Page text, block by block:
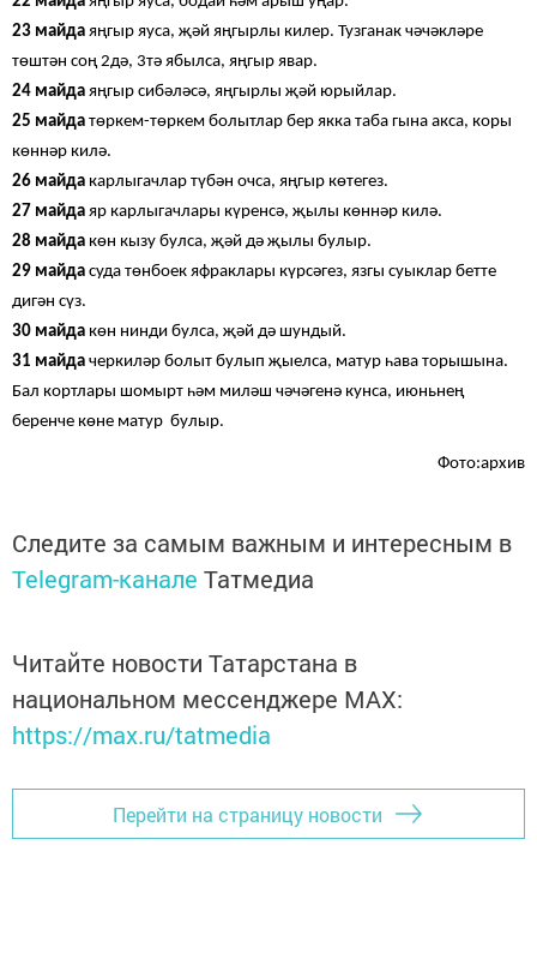
23 майда яңгыр яуса, җәй яңгырлы килер. Тузганак чәчәкләре
төштән соң 2дә, 3тә ябылса, яңгыр явар.
24 майда яңгыр сибәләсә, яңгырлы җәй юрыйлар.
25 майда төркем-төркем болытлар бер якка таба гына акса, коры
көннәр килә.
26 майда карлыгачлар түбән очса, яңгыр көтегез.
27 майда яр карлыгачлары күренсә, җылы көннәр килә.
28 майда көн кызу булса, җәй дә җылы булыр.
29 майда суда төнбоек яфраклары күрсәгез, язгы суыклар бетте
дигән сүз.
30 майда көн нинди булса, җәй дә шундый.
31 майда черкиләр болыт булып җыелса, матур һава торышына.
Бал кортлары шомырт һәм миләш чәчәгенә кунса, июньнең
беренче көне матур булыр.
Фото:архив
Следите за самым важным и интересным в
Telegram-канале Татмедиа
Читайте новости Татарстана в
национальном мессенджере MАХ:
https://max.ru/tatmedia
Перейти на страницу новости